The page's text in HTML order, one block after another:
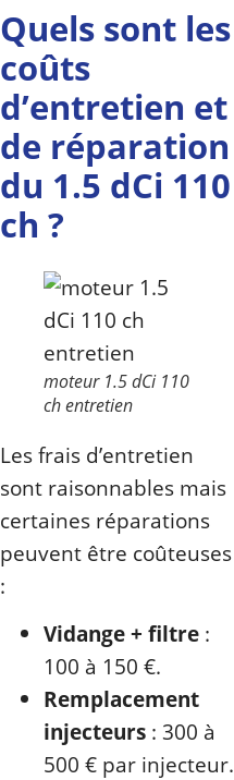
Quels sont les
coûts
d’entretien et
de réparation
du 1.5 dCi 110
ch ?
moteur 1.5 dCi 110
ch entretien
Les frais d’entretien
sont raisonnables mais
certaines réparations
peuvent être coûteuses
:
Vidange + filtre :
100 à 150 €.
Remplacement
injecteurs : 300 à
500 € par injecteur.